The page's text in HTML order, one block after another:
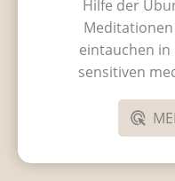
Hilfe der
eintauchen in
sensitiven